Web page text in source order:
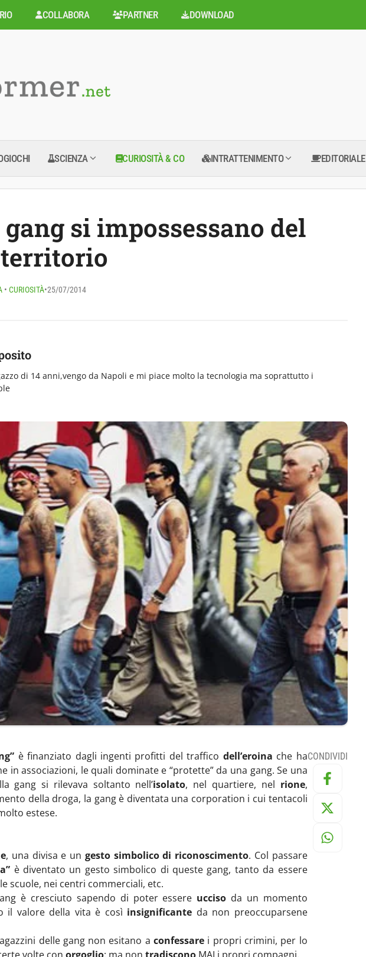
COLLABORA PARTNER DOWNLOAD
SCIENZA CURIOSITÀ & CO INTRATTENIMENTO EDITORIALE
si impossessano del
territorio
• CURIOSITÀ•25/07/2014
di 14 anni,vengo da Napoli e mi piace molto la tecnologia ma soprattutto i
è finanziato dagli ingenti profitti del traffico dell’eroina che ha
in associazioni, le quali dominate e “protette” da una gang. Se una
gang si rilevava soltanto nell’isolato, nel quartiere, nel rione,
della droga, la gang è diventata una corporation i cui tentacoli
estese.
, una divisa e un gesto simbolico di riconoscimento. Col passare
è diventato un gesto simbolico di queste gang, tanto da essere
scuole, nei centri commerciali, etc.
è cresciuto sapendo di poter essere ucciso da un momento
il valore della vita è così insignificante da non preoccuparsene
delle gang non esitano aconfessare i propri crimini, per lo
CONDIVIDI